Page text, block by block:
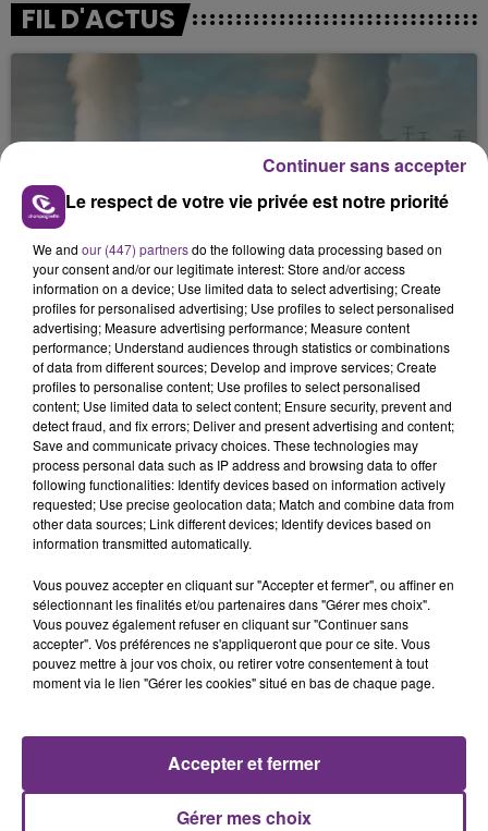
FIL D'ACTUS
LA CENTRALE NUCLÉAIRE DE CHOOZ
TOUJOURS À L'ARRÊT
Cela fait déjà une semaine que la centrale
nucléaire ardennaise est à l'arrêt. Une situation
justifiée par la sécheresse intense qui est toujours
présente.
LE MAGASIN JOUÉCLUB DE REIMS FERME
SES PORTES
C'était l'une des institutions du centre-ville
rémois. Le magasin JouéClub est contraint de
fermer ses portes.
TITRES DIFFUSÉS
Le respect de votre vie privée est notre priorité
We and our (447) partnersdo the following data processing based on
your consent and/or our legitimate interest: Store and/or access
information on a device; Use limited data to select advertising; Create
profiles for personalised advertising; Use profiles to select personalised
advertising; Measure advertising performance; Measure content
performance; Understand audiences through statistics or combinations
of data from different sources; Develop and improve services; Create
profiles to personalise content; Use profiles to select personalised
content; Use limited data to select content; Ensure security, prevent and
detect fraud, and fix errors; Deliver and present advertising and content;
Save and communicate privacy choices. These technologies may
process personal data such as IP address and browsing data to offer
following functionalities: Identify devices based on information actively
requested; Use precise geolocation data; Match and combine data from
other data sources; Link different devices; Identify devices based on
information transmitted automatically.
Vous pouvez accepter en cliquant sur "Accepter et fermer", ou affiner en
sélectionnant les finalités et/ou partenaires dans "Gérer mes choix".
Vous pouvez également refuser en cliquant sur "Continuer sans
accepter". Vos préférences ne s'appliqueront que pour ce site. Vous
pouvez mettre à jour vos choix, ou retirer votre consentement à tout
moment via le lien "Gérer les cookies" situé en bas de chaque page.
Gérer mes choix
Accepter et fermer
Continuer sans accepter